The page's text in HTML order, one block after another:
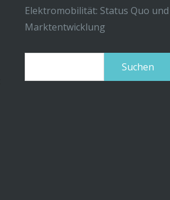
Elektromobilität: Status Quo und
Marktentwicklung